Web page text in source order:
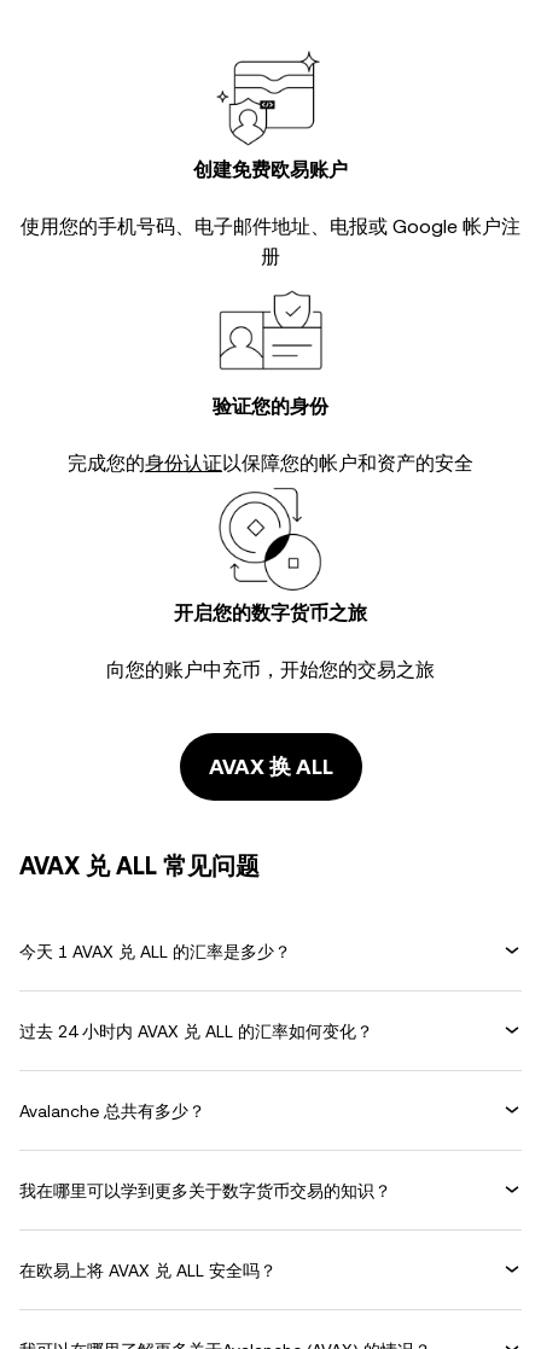
创建免费欧易账户
使用您的手机号码、电子邮件地址、电报或 Google 帐户注
册
验证您的身份
完成您的身份认证以保障您的帐户和资产的安全
开启您的数字货币之旅
向您的账户中充币，开始您的交易之旅
AVAX 换 ALL
AVAX 兑 ALL 常见问题
今天 1 AVAX 兑 ALL 的汇率是多少？
过去 24 小时内 AVAX 兑 ALL 的汇率如何变化？
Avalanche 总共有多少？
我在哪里可以学到更多关于数字货币交易的知识？
在欧易上将 AVAX 兑 ALL 安全吗？